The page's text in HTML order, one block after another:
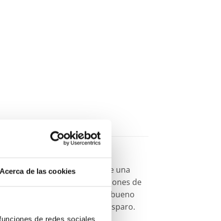
Acerca de las cookies
de redes sociales
y viscosidad media que une una
9497 ™ es ideal para aplicaciones de
eléctricos en macetas. Es bueno
de alta resistencia al disparo.